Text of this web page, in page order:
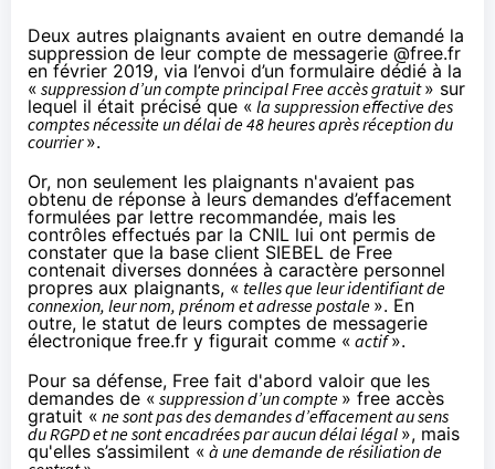
Deux autres plaignants avaient en outre demandé la
suppression de leur compte de messagerie @free.fr
en février 2019, via l’envoi d’un formulaire dédié à la
« suppression d’un compte principal Free accès gratuit» sur
lequel il était précisé que « la suppression effective des
comptes nécessite un délai de 48 heures après réception du
courrier».
Or, non seulement les plaignants n'avaient pas
obtenu de réponse à leurs demandes d’effacement
formulées par lettre recommandée, mais les
contrôles effectués par la CNIL lui ont permis de
constater que la base client SIEBEL de Free
contenait diverses données à caractère personnel
propres aux plaignants, « telles que leur identifiant de
connexion, leur nom, prénom et adresse postale ». En
outre, le statut de leurs comptes de messagerie
électronique free.fr y figurait comme « actif».
Pour sa défense, Free fait d'abord valoir que les
demandes de « suppression d’un compte » free accès
gratuit « ne sont pas des demandes d’effacement au sens
du RGPD et ne sont encadrées par aucun délai légal », mais
qu'elles s’assimilent « à une demande de résiliation de